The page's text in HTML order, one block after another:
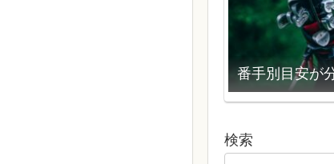
番手別目安が
検索